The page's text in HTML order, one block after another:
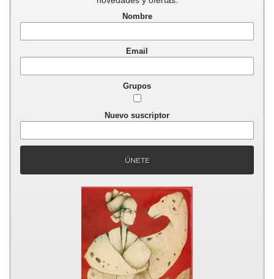
Nombre
Email
Grupos
Nuevo suscriptor